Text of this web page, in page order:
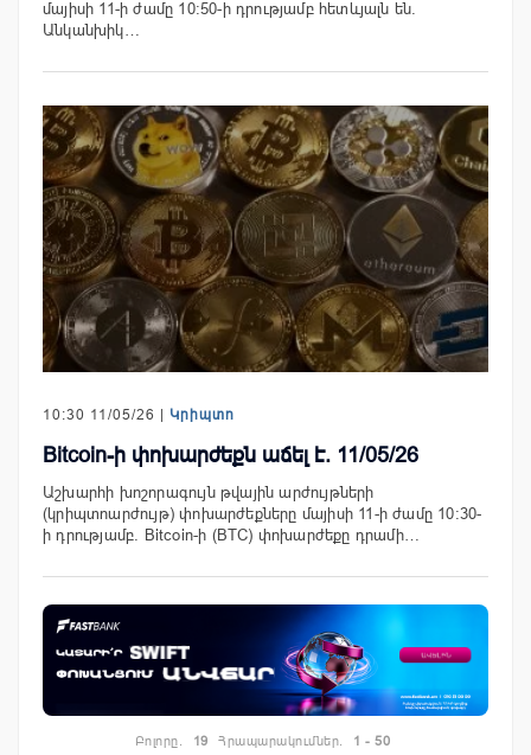
մայիսի 11-ի ժամը 10:50-ի դրությամբ հետևյալն են.
Անկանխիկ…
10:30 11/05/26 | Կրիպտո
Bitcoin-ի փոխարժեքն աճել է. 11/05/26
Աշխարհի խոշորագույն թվային արժույթների
(կրիպտոարժույթ) փոխարժեքները մայիսի 11-ի ժամը 10:30-
ի դրությամբ. Bitcoin-ի (BTC) փոխարժեքը դրամի…
Բոլորը. 19 Հրապարակումներ. 1 - 50